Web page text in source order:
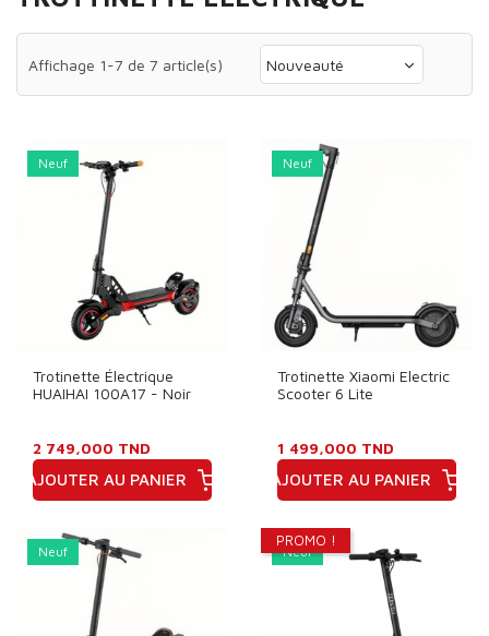
Affichage 1-7 de 7 article(s) Nouveauté
Neuf
Trotinette Électrique
HUAIHAI 100A17 - Noir
2 749,000 TND
AJOUTER AU PANIER
Neuf
Trotinette Xiaomi Electric
Scooter 6 Lite
1 499,000 TND
AJOUTER AU PANIER
Neuf
PROMO !
Neuf